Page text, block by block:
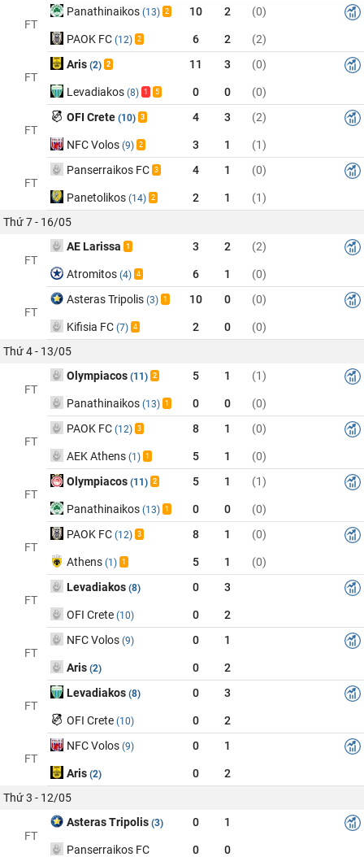
FT
Panathinaikos (13) 2 10 2 (0)
PAOK FC (12) 2 6 2 (2)
FT
Aris (2) 2 11 3 (0)
Levadiakos (8) 1 5 0 0 (0)
FT
OFI Crete (10) 3 4 3 (2)
NFC Volos (9) 2 3 1 (1)
FT
Panserraikos FC 3 4 1 (0)
Panetolikos (14) 2 2 1
(1)
Thứ 7 - 16/05
FT
AE Larissa 1 3 2 (2)
Atromitos (4) 4 6 1 (0)
FT
Asteras Tripolis (3) 1 10 0 (0)
Kifisia FC (7) 4 2 0
(0)
Thứ 4 - 13/05
FT
Olympiacos (11) 2 5 1 (1)
Panathinaikos (13) 1 0 0 (0)
FT
PAOK FC (12) 3 8 1 (0)
AEK Athens (1) 1 5 1 (0)
FT
Olympiacos (11) 2 5 1 (1)
Panathinaikos (13) 1 0 0 (0)
FT
PAOK FC (12) 3 8 1 (0)
Athens (1) 1 5 1 (0)
FT
Levadiakos (8) 0 3
OFI Crete (10) 0 2
FT
NFC Volos (9) 0 1
Aris (2) 0 2
FT
Levadiakos (8) 0 3
OFI Crete (10) 0 2
FT
NFC Volos (9) 0 1
Aris (2) 0
2
Thứ 3 - 12/05
FT
Asteras Tripolis (3) 0 1
Panserraikos FC 0 0